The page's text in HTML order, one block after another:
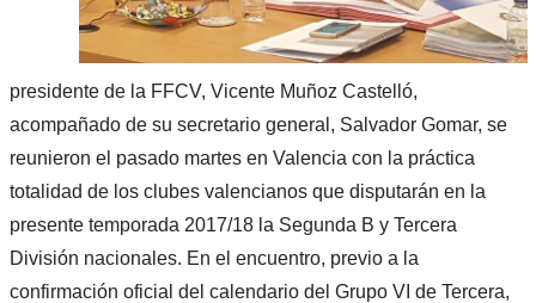
presidente de la FFCV, Vicente Muñoz Castelló,
acompañado de su secretario general, Salvador Gomar, se
reunieron el pasado martes en Valencia con la práctica
totalidad de los clubes valencianos que disputarán en la
presente temporada 2017/18 la Segunda B y Tercera
División nacionales. En el encuentro, previo a la
confirmación oficial del calendario del Grupo VI de Tercera,